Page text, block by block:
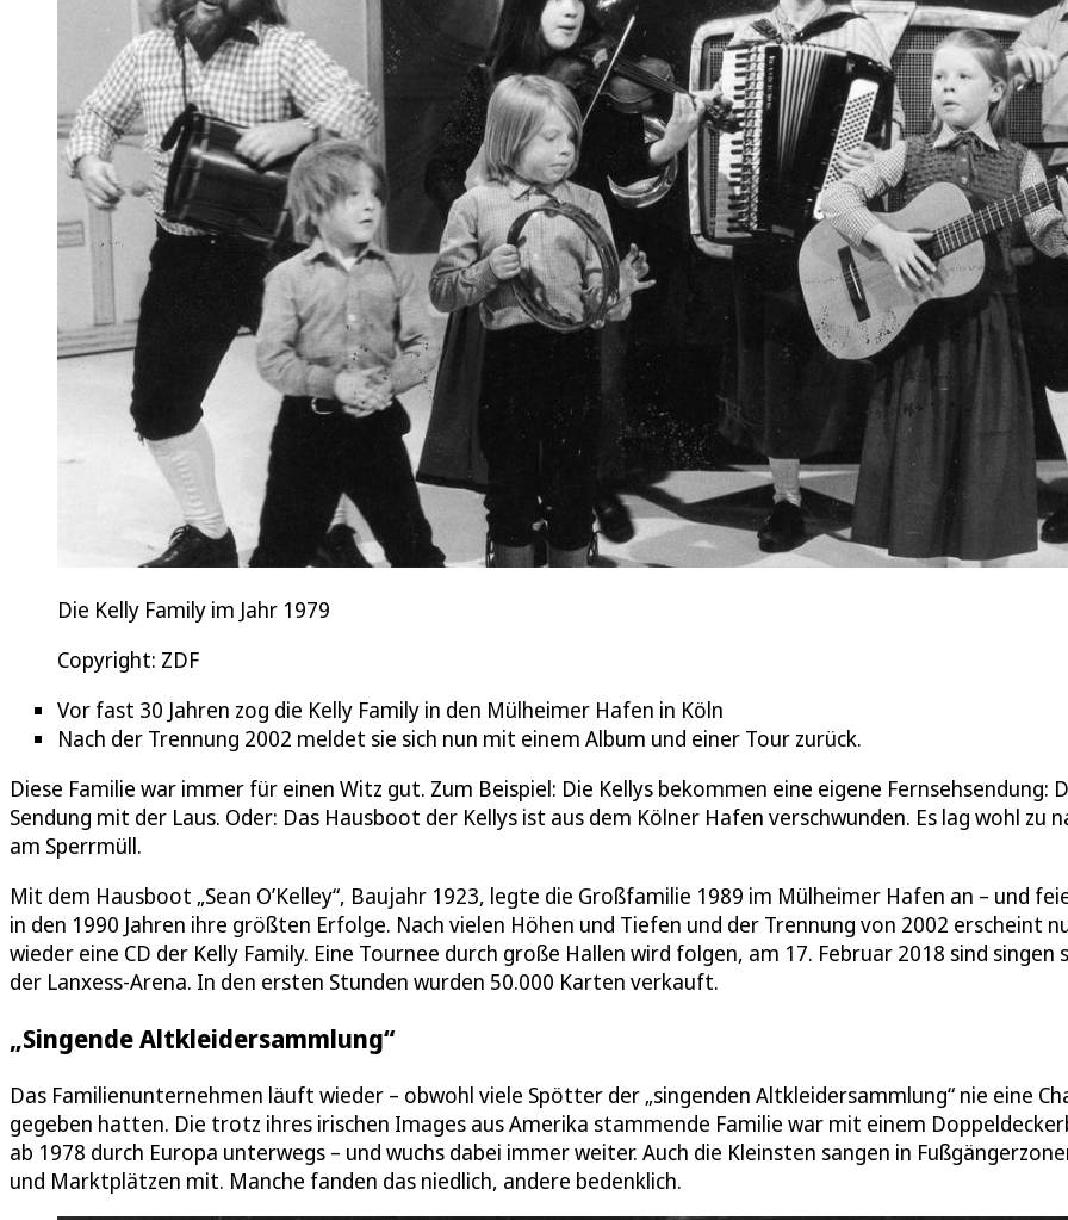
Die Kelly Family im Jahr 1979
Copyright: ZDF
Vor fast 30 Jahren zog die Kelly Family in den Mülheimer Hafen in Köln
Nach der Trennung 2002 meldet sie sich nun mit einem Album und einer Tour zurück.
Diese Familie war immer für einen Witz gut. Zum Beispiel: Die Kellys bekommen eine eigene Fernsehsendung:
Sendung mit der Laus. Oder: Das Hausboot der Kellys ist aus dem Kölner Hafen verschwunden. Es lag wohl zu
am Sperrmüll.
Mit dem Hausboot „Sean O’Kelley“, Baujahr 1923, legte die Großfamilie 1989 im Mülheimer Hafen an – und
in den 1990 Jahren ihre größten Erfolge. Nach vielen Höhen und Tiefen und der Trennung von 2002 erscheint
wieder eine CD der Kelly Family. Eine Tournee durch große Hallen wird folgen, am 17. Februar 2018 sind singen
der Lanxess-Arena. In den ersten Stunden wurden 50.000 Karten verkauft.
„Singende Altkleidersammlung“
Das Familienunternehmen läuft wieder – obwohl viele Spötter der „singenden Altkleidersammlung“ nie eine
gegeben hatten. Die trotz ihres irischen Images aus Amerika stammende Familie war mit einem
ab 1978 durch Europa unterwegs – und wuchs dabei immer weiter. Auch die Kleinsten sangen in
und Marktplätzen mit. Manche fanden das niedlich, andere bedenklich.